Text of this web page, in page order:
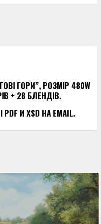
ГОРИ”, РОЗМІР 480W
+ 28 БЛЕНДІВ.
И XSD НА EMAIL.